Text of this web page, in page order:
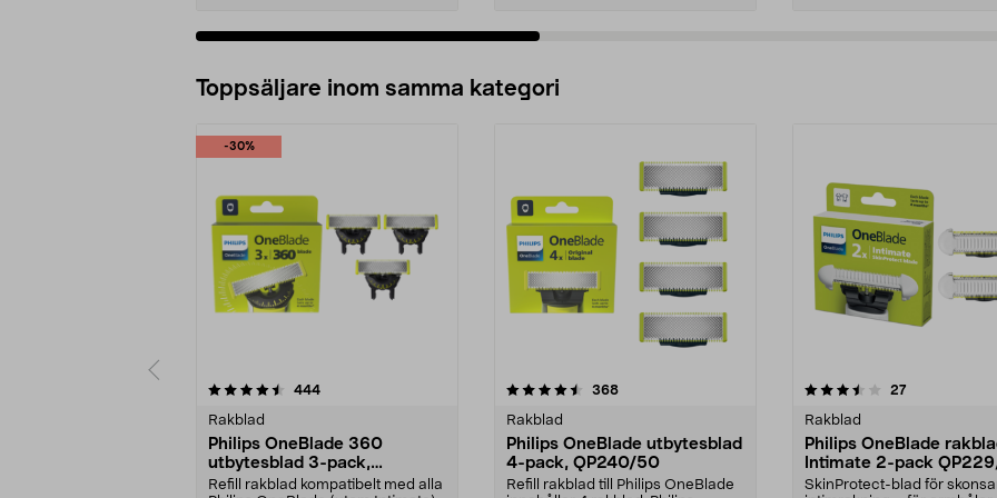
Toppsäljare inom samma kategori
-30%
444recensioner
Rakblad
Philips OneBlade 360
utbytesblad 3-pack,
QP430/50
Refill rakblad kompatibelt med alla
4.5 av 5 stjärnor 368recensioner
Rakblad
Philips OneBlade utbytesblad
4-pack, QP240/50
Refill rakblad till Philips OneBlade
3.5 av 5 stjärnor 27recensioner
Rakblad
Philips OneBlade
Intimate 2-pack
SkinProtect-blad för
4.5 av 5 stjärnor